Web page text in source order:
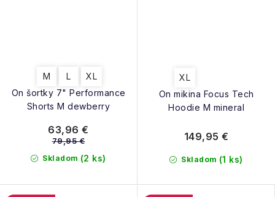
On šortky 7" Performance
Shorts M dewberry
M L XL
Skladom (2 ks)
63,96 €
79,95 €
On mikina Focus Tech
Hoodie M mineral
XL
Skladom (1 ks)
149,95 €